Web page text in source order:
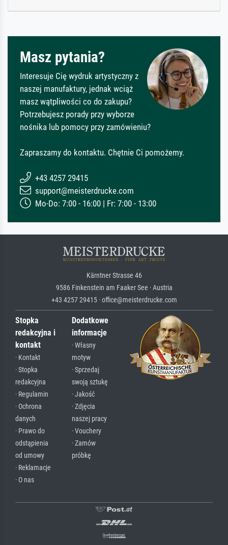
Masz pytania?
Interesuje Cię wydruk artystyczny z
naszej manufaktury, jednak wciąż
masz wątpliwości co do zakupu?
Potrzebujesz porady przy wyborze
nośnika lub pomocy przy zamówieniu?
Zapraszamy do kontaktu. Chętnie Ci pomożemy.
+43 4257 29415
support@meisterdrucke.com
Mo-Do: 7:00 - 16:00 | Fr: 7:00 - 13:00
Kärntner Strasse 46
9586 Finkenstein am Faaker See · Austria
+43 4257 29415 · office@meisterdrucke.com
Stopka
redakcyjna i
kontakt
· Kontakt
· Stopka
redakcyjna
· Regulamin
· Ochrona
danych
· Prawo do
odstąpienia
od umowy
· Reklamacje
· O nas
Dodatkowe
informacje
· Własny
motyw
· Sprzedaj
swoją sztukę
· Jakość
· Zdjęcia
naszej pracy
· Vouchery
· Zamów
próbkę